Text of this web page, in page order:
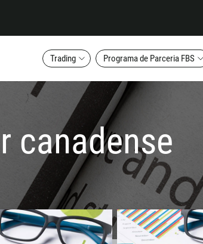
Trading Programa de Parceria FBS
canadense